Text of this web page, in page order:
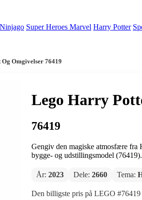
Ninjago Super Heroes Marvel Harry Potter
Omgivelser 76419
Lego Harry
76419
Gengiv den magiske atmosfære
bygge- og udstillingsmodel
År: 2023 Dele: 2660 Tema:
Den billigste pris på LEGO #76419